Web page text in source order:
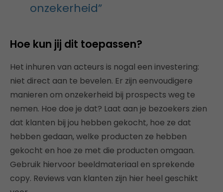
onzekerheid”
Hoe kun jij dit toepassen?
Het inhuren van acteurs is nogal een investering:
niet direct aan te bevelen. Er zijn eenvoudigere
manieren om onzekerheid bij prospects weg te
nemen. Hoe doe je dat? Laat aan je bezoekers zien
dat klanten bij jou hebben gekocht, hoe ze dat
hebben gedaan, welke producten ze hebben
gekocht en hoe ze met die producten omgaan.
Gebruik hiervoor beeldmateriaal en sprekende
copy. Reviews van klanten zijn hier heel geschikt